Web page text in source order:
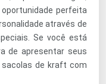
perfeita
através de
Se você está
de apresentar seus
de kraft com